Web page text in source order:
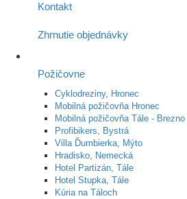
Kontakt
Zhrnutie objednávky
Požičovne
Cyklodreziny, Hronec
Mobilná požičovňa Hronec
Mobilná požičovňa Tále - Brezno
Profibikers, Bystrá
Villa Ďumbierka, Mýto
Hradisko, Nemecká
Hotel Partizán, Tále
Hotel Stupka, Tále
Kúria na Táloch